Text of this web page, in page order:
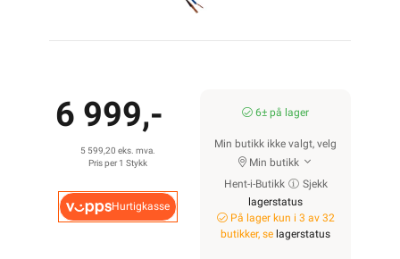
6 999,-
5 599,20 eks. mva.
Pris per 1 Stykk
Hurtigkasse
6± på lager
Min butikk ikke valgt, velg
Min butikk
Hent-i-Butikk
Sjekk
lagerstatus
På lager kun i 3 av 32
butikker, se lagerstatus